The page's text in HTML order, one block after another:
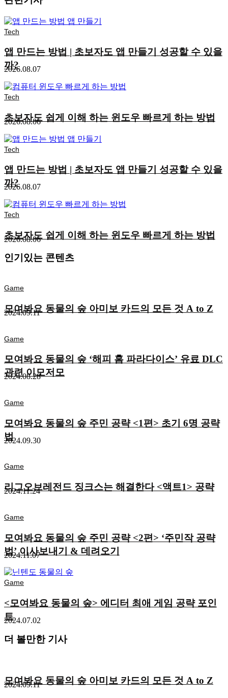
Tech
앱 만드는 방법 | 초보자도 앱 만들기 성공할 수 있을
까?
2026.08.07
Tech
초보자도 쉽게 이해 하는 윈도우 빠르게 하는 방법
2026.08.06
Tech
앱 만드는 방법 | 초보자도 앱 만들기 성공할 수 있을
까?
2026.08.07
Tech
초보자도 쉽게 이해 하는 윈도우 빠르게 하는 방법
2026.08.06
인기있는 콘텐츠
Game
모여봐요 동물의 숲 아미보 카드의 모든 것 A to Z
2024.09.11
Game
모여봐요 동물의 숲 ‘해피 홈 파라다이스’ 유료 DLC
관련 이모저모
2024.08.28
Game
모여봐요 동물의 숲 주민 공략 <1편> 초기 6명 공략
법
2024.09.30
Game
리그오브레전드 징크스는 해결한다 <액트1> 공략
2024.11.24
Game
모여봐요 동물의 숲 주민 공략 <2편> ‘주민작 공략
법’ 이사보내기 & 데려오기
2024.11.07
Game
<모여봐요 동물의 숲> 에디터 최애 게임 공략 포인
트
2024.07.02
더 볼만한 기사
모여봐요 동물의 숲 아미보 카드의 모든 것 A to Z
2024.09.11